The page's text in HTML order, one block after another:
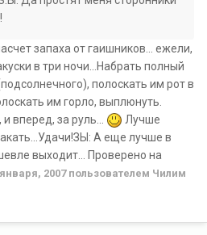
запаха от гаишников... ежели,
в три ночи...Набрать полный
полоскать им рот в
им горло, выплюнуть.
вперед, за руль...
Лучше
А еще лучше в
выходит... Проверено на
2007пользователем Чилим